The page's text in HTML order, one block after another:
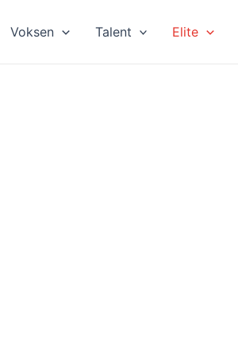
Voksen Talent Elite